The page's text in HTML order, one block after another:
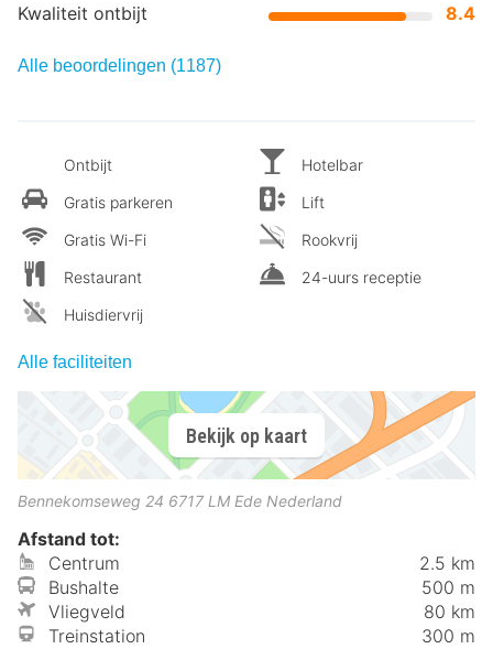
Kwaliteit ontbijt
8.4
Alle beoordelingen (1187)
Ontbijt
Gratis parkeren
Gratis Wi-Fi
Restaurant
Huisdiervrij
Hotelbar
Lift
Rookvrij
24-uurs receptie
Alle faciliteiten
Bekijk op kaart
Bennekomseweg 24 6717 LM Ede Nederland
Afstand tot:
Centrum
2.5 km
Bushalte
500 m
Vliegveld
80 km
Treinstation
300 m